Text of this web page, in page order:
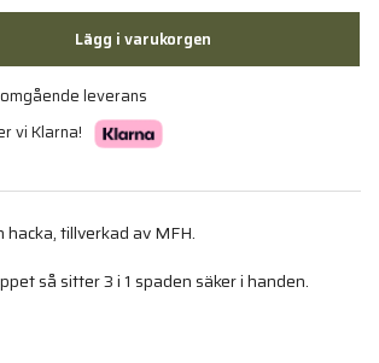
Lägg i varukorgen
leverans
vi Klarna!
hacka, tillverkad av MFH.
så sitter 3 i 1 spaden säker i handen.